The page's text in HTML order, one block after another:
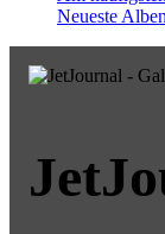
Neueste Alben